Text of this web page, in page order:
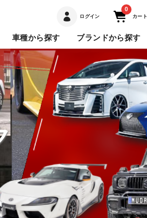
ログイン
0
カート
車種から探す ブランドから探す